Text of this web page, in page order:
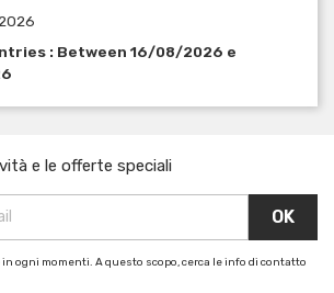
: Between 16/08/2026 e
e le offerte speciali
ogni momenti. A questo scopo, cerca le info di contatto